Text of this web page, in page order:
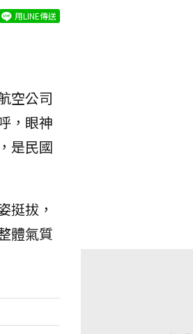
用LINE傳送
空公司
，眼神
是民國
挺拔，
體氣質